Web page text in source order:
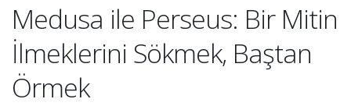
Medusa ile Perseus: Bir Mitin
İlmeklerini Sökmek, Baştan
Örmek